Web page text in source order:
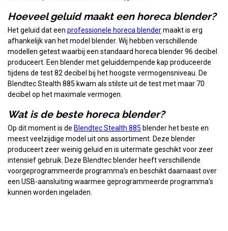
Hoeveel geluid maakt een horeca blender?
Het geluid dat een professionele horeca blendermaakt is erg
afhankelijk van het model blender. Wij hebben verschillende
modellen getest waarbij een standaard horeca blender 96 decibel
produceert. Een blender met geluiddempende kap produceerde
tijdens de test 82 decibel bij het hoogste vermogensniveau. De
Blendtec Stealth 885 kwam als stilste uit de test met maar 70
decibel op het maximale vermogen.
Wat is de beste horeca blender?
Op dit moment is de Blendtec Stealth 885 blender het beste en
meest veelzijdige model uit ons assortiment. Deze blender
produceert zeer weinig geluid en is uitermate geschikt voor zeer
intensief gebruik. Deze Blendtec blender heeft verschillende
voorgeprogrammeerde programma's en beschikt daarnaast over
een USB-aansluiting waarmee geprogrammeerde programma's
kunnen worden ingeladen.